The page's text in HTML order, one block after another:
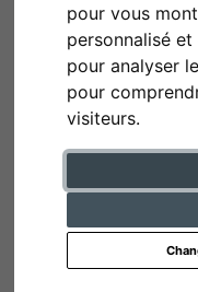
pour vous
personnalisé
pour analyser
pour
visiteurs.